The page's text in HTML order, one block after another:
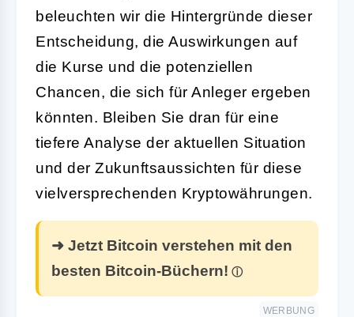
beleuchten wir die Hintergründe dieser
Entscheidung, die Auswirkungen auf
die Kurse und die potenziellen
Chancen, die sich für Anleger ergeben
könnten. Bleiben Sie dran für eine
tiefere Analyse der aktuellen Situation
und der Zukunftsaussichten für diese
vielversprechenden Kryptowährungen.
➜ Jetzt Bitcoin verstehen mit den
besten Bitcoin-Büchern!
WERBUNG